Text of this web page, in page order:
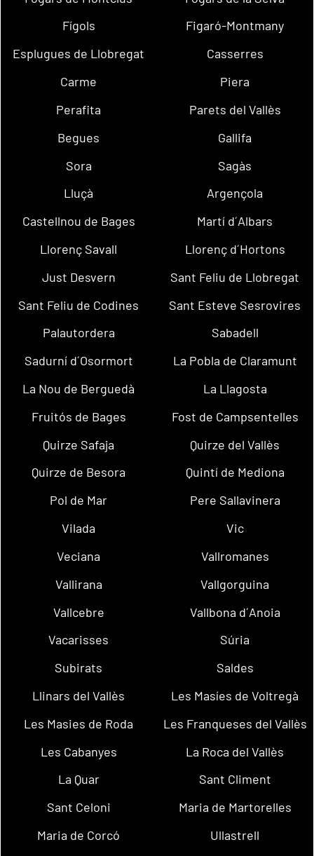
Fígols
Figaró-Montmany
Esplugues de Llobregat
Casserres
Carme
Piera
Perafita
Parets del Vallès
Begues
Gallifa
Sora
Sagàs
Lluçà
Argençola
Castellnou de Bages
Martí d´Albars
Llorenç Savall
Llorenç d´Hortons
Just Desvern
Sant Feliu de Llobregat
Sant Feliu de Codines
Sant Esteve Sesrovires
Palautordera
Sabadell
Sadurní d´Osormort
La Pobla de Claramunt
La Nou de Berguedà
La Llagosta
Fruitós de Bages
Fost de Campsentelles
Quirze Safaja
Quirze del Vallès
Quirze de Besora
Quintí de Mediona
Pol de Mar
Pere Sallavinera
Vilada
Vic
Veciana
Vallromanes
Vallirana
Vallgorguina
Vallcebre
Vallbona d´Anoia
Vacarisses
Súria
Subirats
Saldes
Llinars del Vallès
Les Masíes de Voltregà
Les Masies de Roda
Les Franqueses del Vallès
Les Cabanyes
La Roca del Vallès
La Quar
Sant Climent
Sant Celoni
Maria de Martorelles
Maria de Corcó
Ullastrell